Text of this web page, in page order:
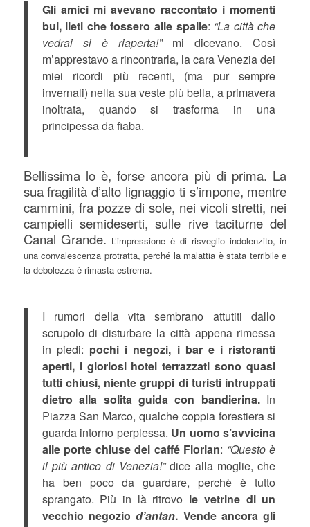
Gli amici mi avevano raccontato i momenti
bui, lieti che fossero alle spalle: “La città che
vedrai si è riaperta!”mi dicevano. Così
m’apprestavo a rincontrarla, la cara Venezia dei
miei ricordi più recenti, (ma pur sempre
invernali) nella sua veste più bella, a primavera
inoltrata, quando si trasforma in una
principessa da fiaba.
Bellissima lo è, forse ancora più di prima. La
sua fragilità d’alto lignaggio ti s’impone, mentre
cammini, fra pozze di sole, nei vicoli stretti, nei
campielli semideserti, sulle rive taciturne del
Canal Grande. L’impressione è di risveglio indolenzito, in
una convalescenza protratta, perché la malattia è stata terribile e
la debolezza è rimasta estrema.
I rumori della vita sembrano attutiti dallo
scrupolo di disturbare la città appena rimessa
in piedi: pochi i negozi, i bar e i ristoranti
aperti, i gloriosi hotel terrazzati sono quasi
tutti chiusi, niente gruppi di turisti intruppati
dietro alla solita guida con bandierina.In
Piazza San Marco, qualche coppia forestiera si
guarda intorno perplessa. Un uomo s’avvicina
alle porte chiuse del caffé Florian: “Questo è
il più antico di Venezia!”dice alla moglie, che
ha ben poco da guardare, perchè è tutto
sprangato. Più in là ritrovo le vetrine di un
vecchio negoziod’antan. Vende ancora gli